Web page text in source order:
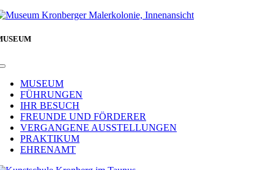
Toggle
NavigationMUSEUM
FÜHRUNGEN
IHR BESUCH
FREUNDE UND FÖRDERER
VERGANGENE AUSSTELLUNGEN
PRAKTIKUM
EHRENAMT